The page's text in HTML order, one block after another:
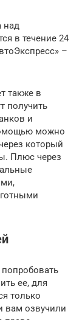
над
в течение 24
–
также в
получить
и
можно
который
Плюс через
ее, для
только
вам озвучили